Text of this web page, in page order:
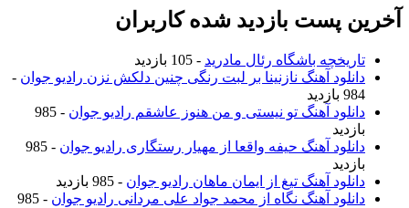
پست بازدید شده کاربران
باشگاه رئال مادرید- 105 بازدید
آهنگ نازنینا بر لبت رنگی چنین دلکش نزن رادیو جوان -
آهنگ تو نیستی و من هنوز عاشقم رادیو جوان
- 985
آهنگ حیفه واقعا از مهیار رستگاری رادیو جوان
- 985
آهنگ تیغ از ایمان ماهان رادیو جوان - 985 بازدید
آهنگ نگاه از محمد جواد علی مردانی رادیو جوان
- 985